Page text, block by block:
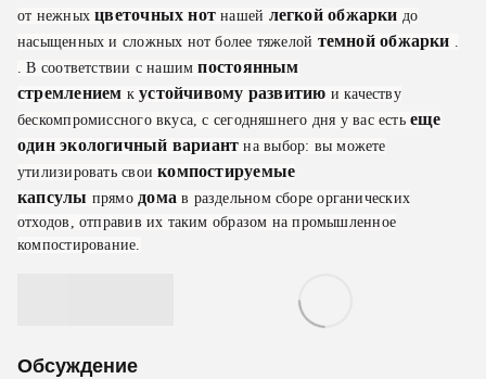
от нежныхцветочныхнот нашей легкойобжарки до
насыщенных и сложных нотболее тяжелой темнойобжарки .
.В соответствии с нашимпостоянным
стремлением кустойчивому развитию и качеству
бескомпромиссного вкуса, с сегодняшнего дня у вас естьеще
один экологичный вариант на выбор: вы можете
утилизировать своикомпостируемые
капсулы прямодомав раздельном сборе органических
отходов, отправив их таким образом на промышленное
компостирование.
Обсуждение